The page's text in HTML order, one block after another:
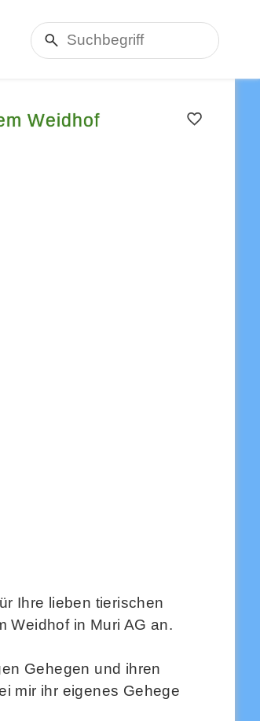
Weidhof
Ihre lieben tierischen
Weidhof in Muri AG an.
Gehegen und ihren
mir ihr eigenes Gehege